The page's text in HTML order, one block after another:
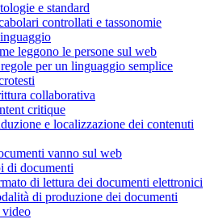
e standard
controllati e tassonomie
leggono le persone sul web
per un linguaggio semplice
collaborativa
critique
e localizzazione dei contenuti
vanno sul web
di documenti
di lettura dei documenti elettronici
di produzione dei documenti
video